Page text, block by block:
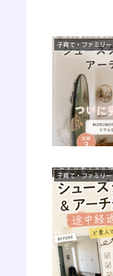
子育て・ファミリー
子育て・ファミリー